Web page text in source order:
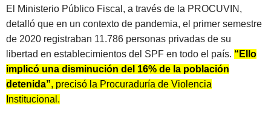
El Ministerio Público Fiscal, a través de la PROCUVIN,
detalló que en un contexto de pandemia, el primer semestre
de 2020 registraban 11.786 personas privadas de su
libertad en establecimientos del SPF en todo el país. “Ello
implicó una disminución del 16% de la población
detenida”, precisó la Procuraduría de Violencia
Institucional.